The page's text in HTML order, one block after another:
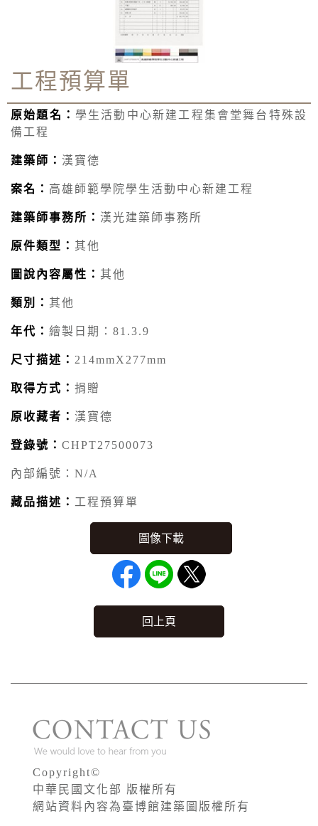
工程預算單
原始題名： 學生活動中心新建工程集會堂舞台特殊設
備工程
建築師： 漢寶德
案名： 高雄師範學院學生活動中心新建工程
建築師事務所： 漢光建築師事務所
原件類型： 其他
圖說內容屬性： 其他
類別： 其他
年代： 繪製日期：81.3.9
尺寸描述： 214mmX277mm
取得方式： 捐贈
原收藏者： 漢寶德
登錄號： CHPT27500073
內部編號：N/A
藏品描述： 工程預算單
回上頁
Copyright©
中華民國文化部 版權所有
網站資料內容為臺博館建築圖版權所有